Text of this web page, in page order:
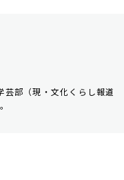
部（現・文化くらし報道